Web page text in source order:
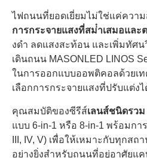
ไฟถนนที่ยอดเยี่ยมไม่ใช่แค่ความ
การกระจายแสงที่สม่ําเสมอและ
งดํา ลดแสงสะท้อน และเพิ่มทัศ
เดินถนน MASONLED LINOS
ในการออกแบบออพติคอลด้วยเ
เลือกการกระจายแสงที่ปรับแต่งไ
คุณสมบัติของซีรีส์เลนส์ชนิดรวม
แบบ 6-in-1 หรือ 8-in-1 พร้อมกา
III, IV, V) เพื่อให้เหมาะกับทุกสถ
อย่างยิ่งสําหรับถนนที่อยู่อาศัยแ